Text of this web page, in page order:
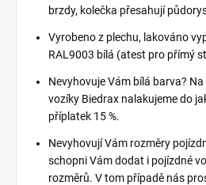
brzdy, kolečka přesahují
Vyrobeno z plechu, lakováno
RAL9003 bílá (atest pro přímý
Nevyhovuje Vám bílá barva?
vozíky Biedrax nalakujeme do
příplatek 15 %.
Nevyhovují Vám rozměry
schopni Vám dodat i pojízdné
rozměrů. V tom případě nás